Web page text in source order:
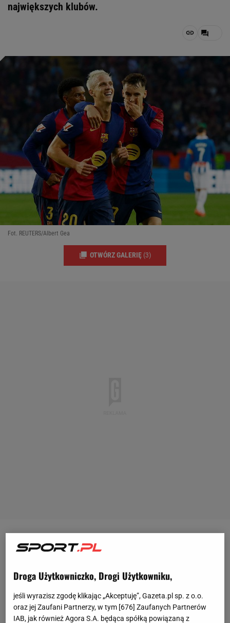
największych klubów.
Fot. REUTERS/Albert Gea
OTWÓRZ GALERIĘ (3)
Casado zadebiutował w FC Barcelonie w listopadzie
grupowej Ligi Mistrzów z Viktorią Pilzno. Na kolejne
Liga pierwszy występ zanotował dopiero w marcu z
Atletico Madryt. Podczas kadencji Xaviego jego
Droga Użytkowniczko, Drogi Użytkowniku,
jeśli wyrazisz zgodę klikając „Akceptuję”, Gazeta.pl sp. z o.o.
oraz jej Zaufani Partnerzy, w tym [676] Zaufanych Partnerów
IAB, jak również Agora S.A. będąca spółką powiązaną z